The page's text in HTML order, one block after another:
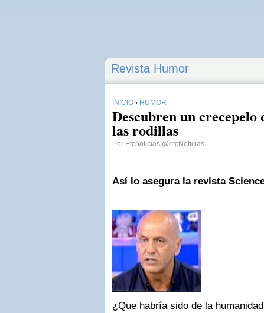
Revista Humor
INICIO › HUMOR
Descubren un crecepelo
las rodillas
Por Etcnoticias @etcNoticias
Así lo asegura la revista
¿Que habría sido de la